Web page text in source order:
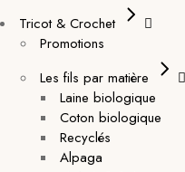
Tricot & Crochet
Promotions
Les fils par matière
Laine biologique
Coton biologique
Recyclés
Alpaga